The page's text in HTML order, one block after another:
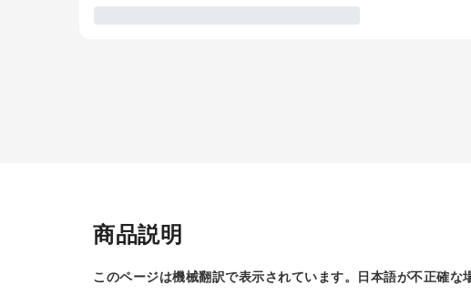
商品説明
このページは機械翻訳で表示されています。日本語が不正確な